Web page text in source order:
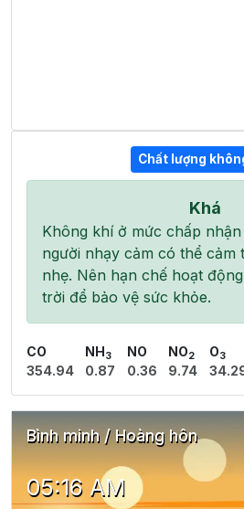
Chất lượng
Khá
Không khí ở mức chấp
người nhạy cảm có thể cảm
nhẹ. Nên hạn chế hoạt
trời để bảo vệ sức khỏe.
CO
354.94
NH 3
0.87
NO
0.36
NO2
9.74
O3
Bình minh / Hoàng hôn
05:16 AM